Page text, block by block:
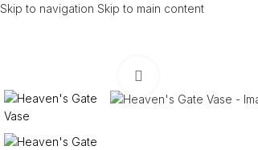
Skip to navigation Skip to main content